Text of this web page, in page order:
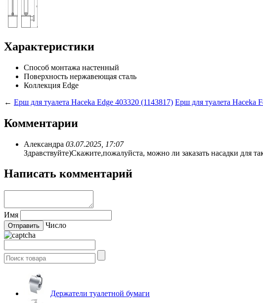
Характеристики
Способ монтажа настенный
Поверхность нержавеющая сталь
Коллекция Edge
← Ерш для туалета Haceka Edge 403320 (1143817) Ерш для туалета Haceka
Комментарии
Александра 03.07.2025, 17:07
Здравствуйте)Скажите,пожалуйста, можно ли заказать насадки для
Написать комментарий
Имя
Число
Держатели туалетной бумаги